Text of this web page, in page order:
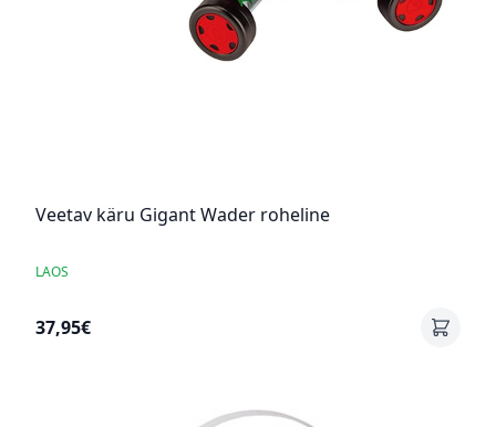
Veetav käru Gigant Wader roheline
LAOS
37,95€